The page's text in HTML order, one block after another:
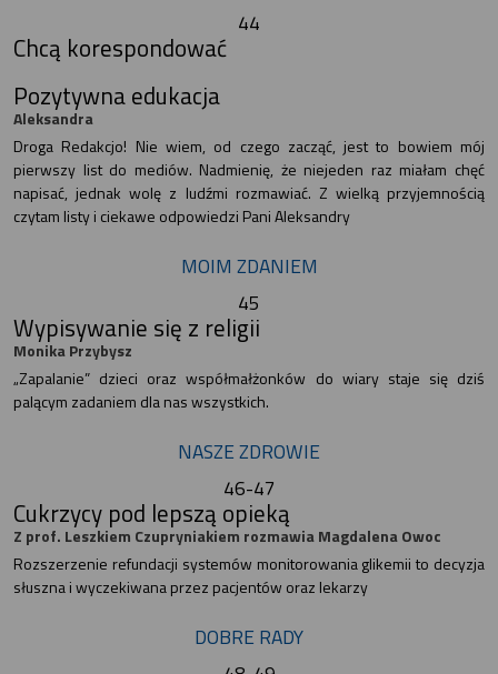
44
Chcą korespondować
Pozytywna edukacja
Aleksandra
Droga Redakcjo! Nie wiem, od czego zacząć, jest to bowiem mój
pierwszy list do mediów. Nadmienię, że niejeden raz miałam chęć
napisać, jednak wolę z ludźmi rozmawiać. Z wielką przyjemnością
czytam listy i ciekawe odpowiedzi Pani Aleksandry
MOIM ZDANIEM
45
Wypisywanie się z religii
Monika Przybysz
„Zapalanie” dzieci oraz współmałżonków do wiary staje się dziś
palącym zadaniem dla nas wszystkich.
NASZE ZDROWIE
46-47
Cukrzycy pod lepszą opieką
Z prof. Leszkiem Czupryniakiem rozmawia Magdalena Owoc
Rozszerzenie refundacji systemów monitorowania glikemii to decyzja
słuszna i wyczekiwana przez pacjentów oraz lekarzy
DOBRE RADY